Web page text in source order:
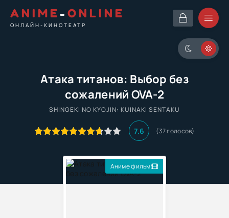
ANIME- ONLINE
ОНЛАЙН-КИНОТЕАТР
Атака титанов: Выбор без
сожалений OVA-2
SHINGEKI NO KYOJIN: KUINAKI SENTAKU
7.6 (37голосов)
Аниме фильм